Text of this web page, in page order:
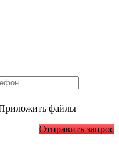
файлы
Отправить запрос